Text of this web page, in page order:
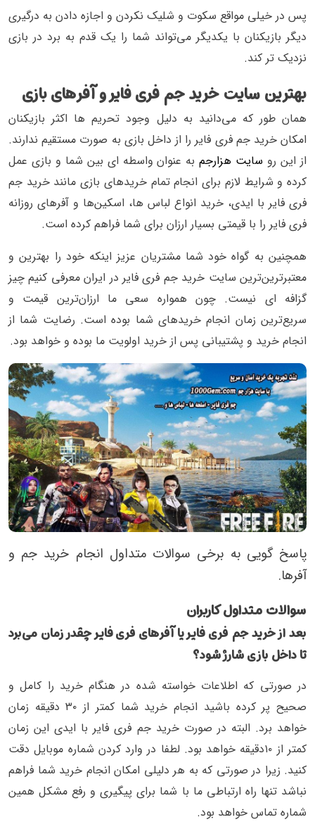
پس در خیلی مواقع سکوت و شلیک نکردن و اجازه دادن به درگیری
دیگر بازیکنان با یکدیگر می‌تواند شما را یک قدم به برد در بازی
نزدیک تر کند.
بهترین سایت خرید جم فری فایر و آفرهای بازی
همان طور که می‌دانید به دلیل وجود تحریم ها اکثر بازیکنان
امکان خرید جم فری فایر را از داخل بازی به صورت مستقیم ندارند.
از این رو سایت هزارجمبه عنوان واسطه ای بین شما و بازی عمل
کرده و شرایط لازم برای انجام تمام خریدهای بازی مانند خرید جم
فری فایر با ایدی، خرید انواع لباس ها، اسکین‌ها و آفرهای روزانه
فری فایر را با قیمتی بسیار ارزان برای شما فراهم کرده است.
همچنین به گواه خود شما مشتریان عزیز اینکه خود را بهترین و
معتبرترین‌ترین سایت خرید جم فری فایر در ایران معرفی کنیم چیز
گزافه ای نیست. چون همواره سعی ما ارزان‌ترین قیمت و
سریع‌ترین زمان انجام خریدهای شما بوده است. رضایت شما از
انجام خرید و پشتیبانی پس از خرید اولویت ما بوده و خواهد بود.
پاسخ گویی به برخی سوالات متداول انجام خرید جم و
آفرها.
سوالات متداول کاربران
بعد از خرید جم فری فایر یا آفرهای فری فایر چقدر زمان می‌برد
تا داخل بازی شارژ شود؟
در صورتی که اطلاعات خواسته شده در هنگام خرید را کامل و
صحیح پر کرده باشید انجام خرید شما کمتر از ۳۰ دقیقه زمان
خواهد برد. البته در صورت خرید جم فری فایر با ایدی این زمان
کمتر از ۱۰دقیقه خواهد بود. لطفا در وارد کردن شماره موبایل دقت
کنید. زیرا در صورتی که به هر دلیلی امکان انجام خرید شما فراهم
نباشد تنها راه ارتباطی ما با شما برای پیگیری و رفع مشکل همین
شماره تماس خواهد بود.